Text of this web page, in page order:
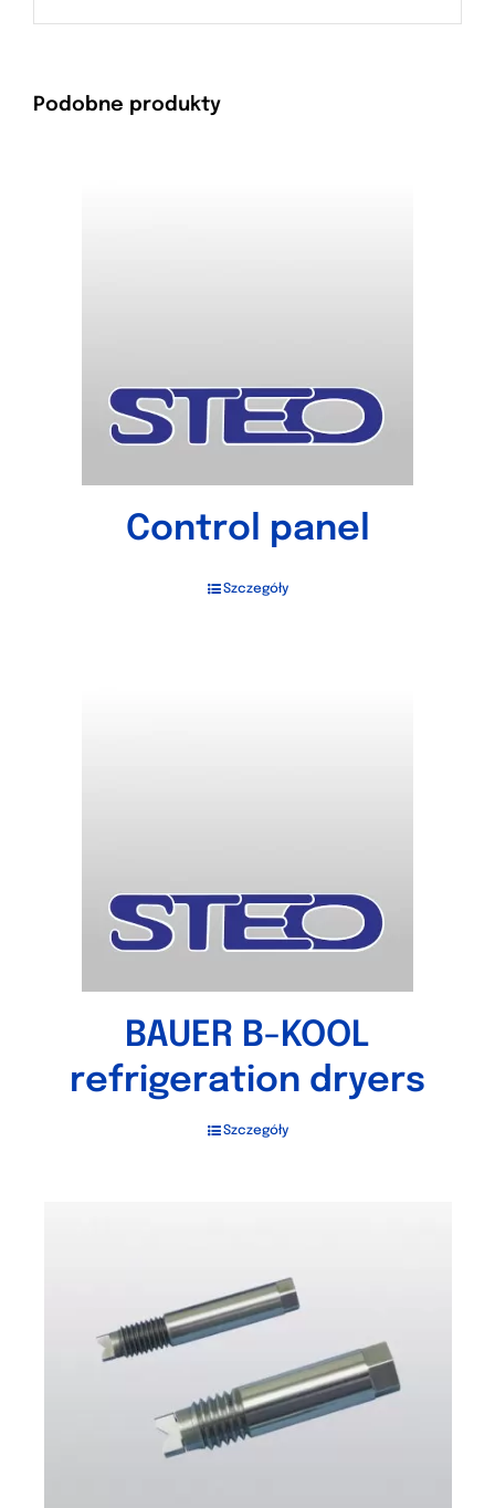
Podobne produkty
Control panel
Szczegóły
BAUER B-KOOL
refrigeration dryers
Szczegóły